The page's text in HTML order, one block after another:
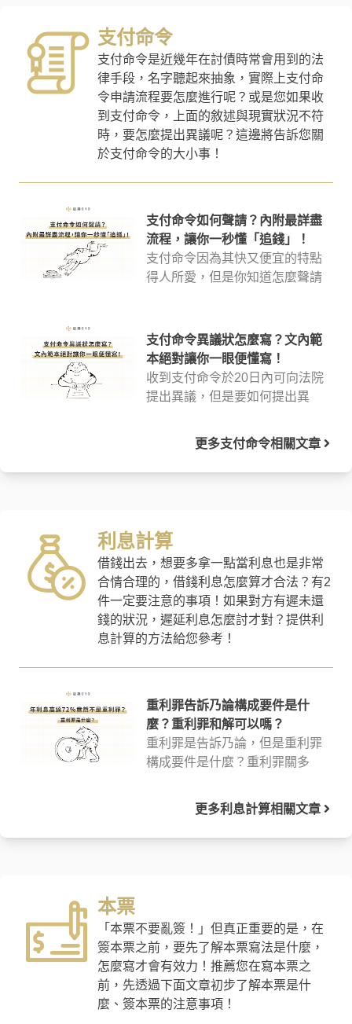
支付命令
支付命令是近幾年在討債時常會用到的法
律手段，名字聽起來抽象，實際上支付命
令申請流程要怎麼進行呢？或是您如果收
到支付命令，上面的敘述與現實狀況不符
時，要怎麼提出異議呢？這邊將告訴您關
於支付命令的大小事！
支付命令如何聲請？內附最詳盡
流程，讓你一秒懂「追錢」！
支付命令因為其快又便宜的特點
得人所愛，但是你知道怎麼聲請
內容很多，但哪些才能快速掌握
重點呢？律師在這篇幫你整理出
精華，幫助你更快了解支付命
令！
支付命令異議狀怎麼寫？文內範
本絕對讓你一眼便懂寫！
收到支付命令於20日內可向法院
提出異議，但是要如何提出異
收到支付命令後的幾個煩惱，律
師將在這邊幫您解惑，讓您更快
找到解決方法，不再感到苦惱！
更多支付命令相關文章
利息計算
借錢出去，想要多拿一點當利息也是非常
合情合理的，借錢利息怎麼算才合法？有2
件一定要注意的事項！如果對方有遲未還
錢的狀況，遲延利息怎麼討才對？提供利
息計算的方法給您參考！
重利罪告訴乃論構成要件是什
麼？重利罪和解可以嗎？
重利罪是告訴乃論，但是重利罪
構成要件是什麼？重利罪關多
利罪的構成要件與刑責等內容，
律師將於這篇分享，如果還有疑
惑，可以參考文末的免費法律諮
更多利息計算相關文章
本票
「本票不要亂簽！」但真正重要的是，在
簽本票之前，要先了解本票寫法是什麼，
怎麼寫才會有效力！推薦您在寫本票之
前，先透過下面文章初步了解本票是什
麼、簽本票的注意事項！